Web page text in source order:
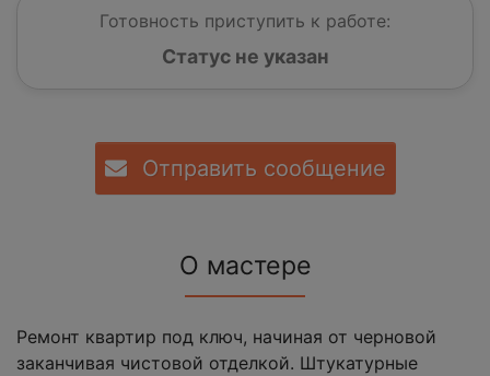
Готовность приступить к работе:
Статус не указан
Отправить сообщение
О мастере
Ремонт квартир под ключ, начиная от черновой
заканчивая чистовой отделкой. Штукатурные